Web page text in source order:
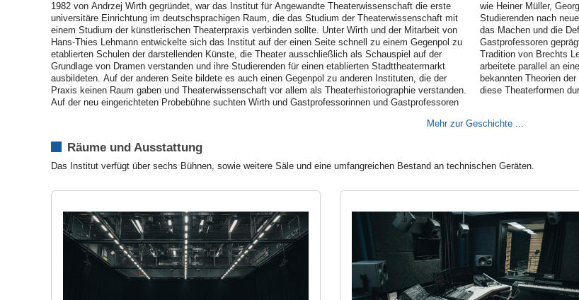
1982 von Andrzej Wirth gegründet, war das Institut für Angewandte Theaterwissenschaft die erste
universitäre Einrichtung im deutschsprachigen Raum, die das Studium der Theaterwissenschaft mit
einem Studium der künstlerischen Theaterpraxis verbinden sollte. Unter Wirth und der Mitarbeit von
Hans-Thies Lehmann entwickelte sich das Institut auf der einen Seite schnell zu einem Gegenpol zu
etablierten Schulen der darstellenden Künste, die Theater ausschließlich als Schauspiel auf der
Grundlage von Dramen verstanden und ihre Studierenden für einen etablierten Stadttheatermarkt
ausbildeten. Auf der anderen Seite bildete es auch einen Gegenpol zu anderen Instituten, die der
Praxis keinen Raum gaben und Theaterwissenschaft vor allem als Theaterhistoriographie verstanden.
Auf der neu eingerichteten Probebühne suchten Wirth und Gastprofessorinnen und Gastprofessoren
wie Heiner Müller, George Tabori, Emma Lewis Thomas oder Robert Wilson gemeinsam mit den
Studierenden nach neuen Theaterformen, die das Monopol des deutschsprachigen Stadttheaters auf
das Machen und die Definition von Theater infrage stellten. Von Wirth und seiner Wahl der
Gastprofessoren geprägt, beschäftigten sich einige frühe Arbeiten der Studierenden etwa mit der
Tradition von Brechts Lehrstück und minimalistischen Tendenzen aus der bildenden Kunst. Lehmann
arbeitete parallel an einer Theorie ebenjener theatralen Ansätze, die sich nicht mehr mit den bis dahin
bekannten Theorien der Darstellung auf Basis von Drama und Schauspiel erfassen ließen. Heute sind
diese Theaterformen
Mehr zur Geschichte ...
Räume und Ausstattung
Das Institut verfügt über sechs Bühnen, sowie weitere Säle und eine umfangreichen Bestand an technischen Geräten.